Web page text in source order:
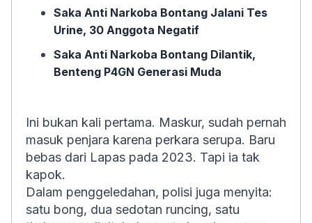
Saka Anti Narkoba Bontang Jalani Tes
Urine, 30 Anggota Negatif
Saka Anti Narkoba Bontang Dilantik,
Benteng P4GN Generasi Muda
Ini bukan kali pertama. Maskur, sudah pernah
masuk penjara karena perkara serupa. Baru
bebas dari Lapas pada 2023. Tapi ia tak
kapok.
Dalam penggeledahan, polisi juga menyita:
satu bong, dua sedotan runcing, satu